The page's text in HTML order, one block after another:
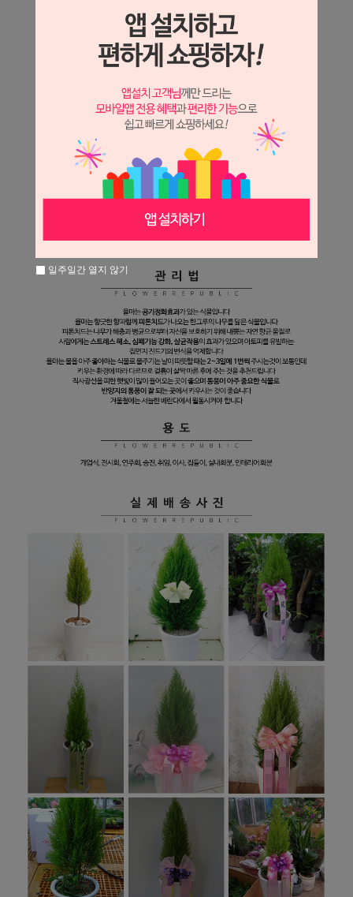
일주일간 열지 않기